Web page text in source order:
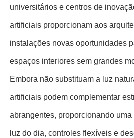
universitários e centros de
artificiais proporcionam aos
instalações novas oportunidades
espaços interiores sem grandes
Embora não substituam a luz
artificiais podem complementar
abrangentes, proporcionando
luz do dia, controles flexíveis e